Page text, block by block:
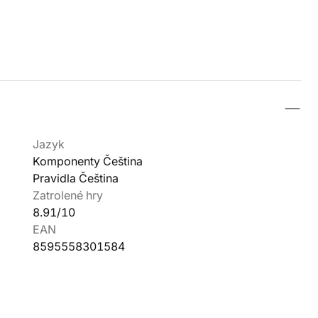
Jazyk
Komponenty Čeština
Pravidla Čeština
Zatrolené hry
8.91/10
EAN
8595558301584